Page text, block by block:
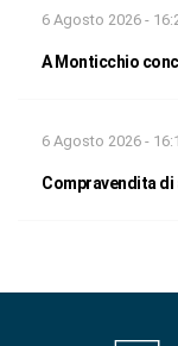
6 Agosto 2026 -
A Monticchio
6 Agosto 2026 -
Compravendita